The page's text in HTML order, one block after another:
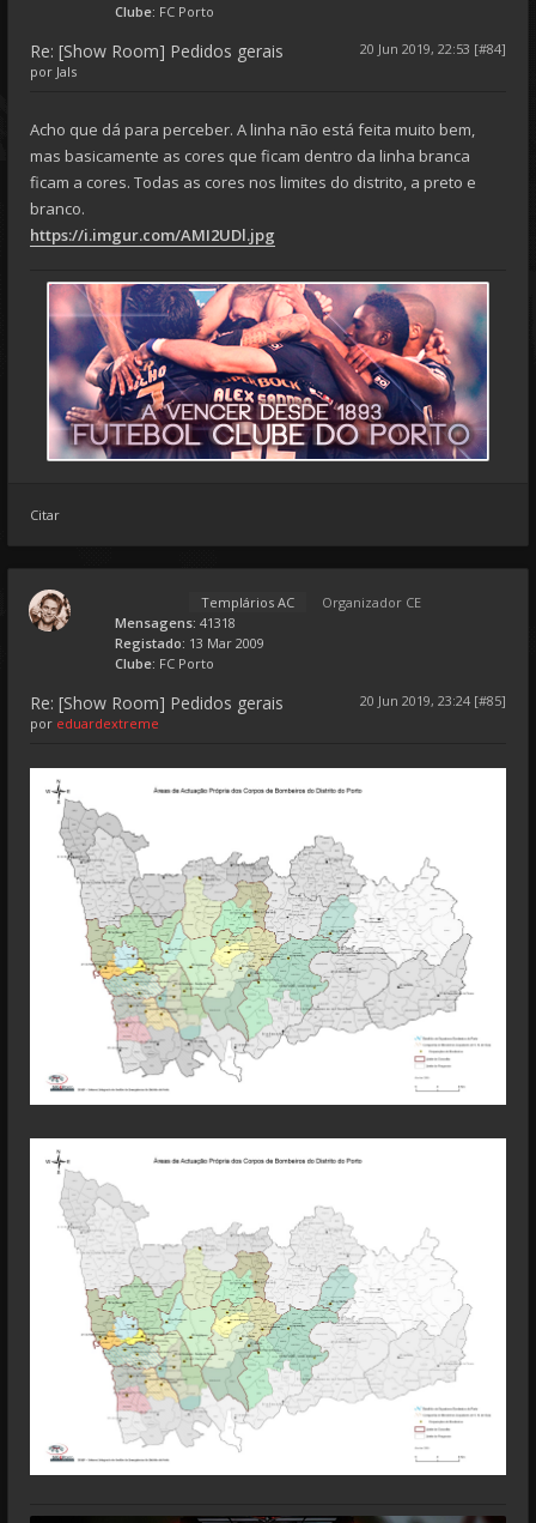
Clube: FC Porto
Re: [Show Room] Pedidos gerais
20 Jun 2019, 22:53 [#84]
por Jals
Acho que dá para perceber. A linha não está feita muito bem,
mas basicamente as cores que ficam dentro da linha branca
ficam a cores. Todas as cores nos limites do distrito, a preto e
branco.
https://i.imgur.com/AMI2UDl.jpg
Citar
Templários AC
Organizador CE
Mensagens: 41318
Registado: 13 Mar 2009
Clube: FC Porto
Re: [Show Room] Pedidos gerais
20 Jun 2019, 23:24 [#85]
por eduardextreme